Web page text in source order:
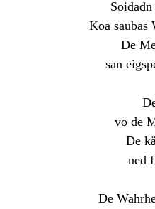
Koa saubas
De
san
vo de
De
ned
De